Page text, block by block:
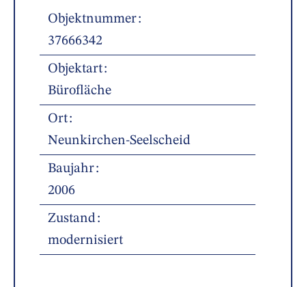
Objektnummer
37666342
Objektart
Bürofläche
Ort
Neunkirchen-Seelscheid
Baujahr
2006
Zustand
modernisiert